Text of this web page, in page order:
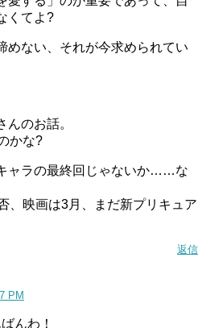
くてよ?
めない、それが今求められてい
のお話。
かな?
ャラの最終回じゃないか……な
、映画は3月、まだ新プリキュア
返信
PM
んわ！